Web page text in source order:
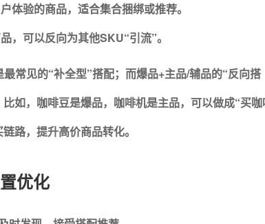
体验的商品，适合集合捆绑或推荐。
，可以反向为其他SKU“引流”。
最常见的“补全型”搭配；而爆品+主品/辅品的“反向搭
如，咖啡豆是爆品，咖啡机是主品，可以做成“买
路，提升高价商品转化。
优化